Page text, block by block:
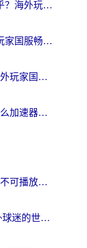
欧洲可以打暗黑破坏神3吗知乎？海外玩家国服游戏加速终极指南
在国外可以玩剑灵2吗？海外玩家国服畅玩终极指南（附永恒之塔明日方舟加速方案）
欧洲可以玩跑跑卡丁车吗？海外玩家国服游戏畅玩终极指南（附QQ炫舞剑网3解决方案）
人在国外玩流星蝴蝶剑需要什么加速器？老玩家亲测的终极解决方案
在国外看世界杯直播当前地区不可播放？海外党必看的回国加速全攻略
当CCTV5仅限中国大陆，海外球迷的世界杯狂欢如何继续？